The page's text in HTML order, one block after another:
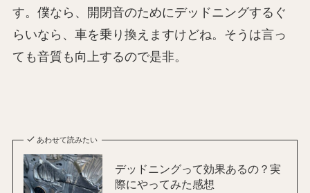
す。僕なら、開閉音のためにデッドニングするぐ
らいなら、車を乗り換えますけどね。そうは言っ
ても音質も向上するので是非。
あわせて読みたい
デッドニングって効果あるの？実
際にやってみた感想